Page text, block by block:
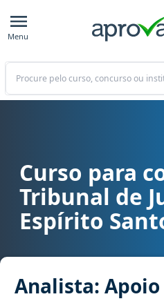
Menu
Buscar
Curso para concurso TJ ES -
Curso para
Tribunal de
Espírito
Analista: